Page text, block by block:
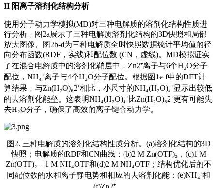
II 阳离子溶剂化结构分析
使用分子动力学模拟(MD)对三种电解质的溶剂化结构性质进
行分析，图2a展示了三种电解质溶剂化结构的3D快照和局部
放大图像。图2b-d为三种电解质全时快照数据统计平均值的径
向分布函数(RDF，实线)和配位数 (CN，虚线)。MD模拟证实
了在混合电解质中的溶剂化鞘层中，Zn2⁺离子与6个H₂O分子
配位，NH₄⁺离子与4个H₂O分子配位。根据图1e-f中的DFT计
算结果，与Zn(H₂O)₆2⁺相比，小尺寸的NH₄(H₂O)₄⁺显示出较低
的去溶剂化能垒。这表明NH₄(H₂O)₄⁺比Zn(H₂O)₆2⁺更有可能失
去H₂O分子，确保了高效的离子键合动力学。
图2. 三种电解质的溶剂化结构性质分析。(a)溶剂化结构的3D
快照；电解质的RDF和CN曲线：(b)2 M Zn(OTF)₂，(c)1 M
Zn(OTF)₂ – 1 M NH₄OTF和(d)2 M NH₄OTF；结构优化后的不
同配位数的水和离子静电势和相应的去溶剂化能：(e)NH₄⁺和
(f)Zn2⁺。